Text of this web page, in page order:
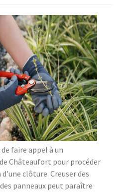
faire appel à un
Châteaufort pour procéder
clôture. Creuser des
panneaux peut paraître